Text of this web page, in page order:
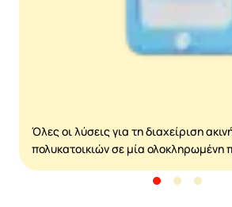
Όλες οι λύσεις για τη διαχείριση
πολυκατοικιών σε μία ολοκληρωμένη